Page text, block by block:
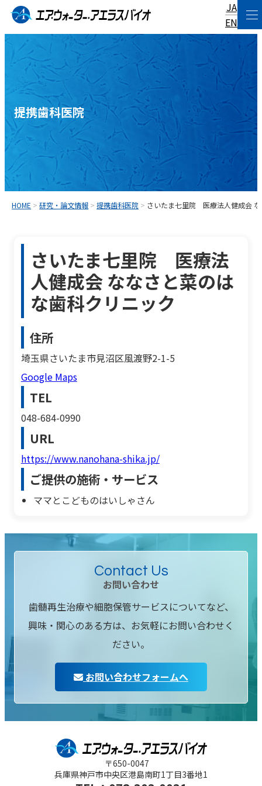
コ
ン
テ
ン
へ
ス
キ
ッ
プ
EN
JA
提携歯科医院
HOME >研究・論文情報 >提携歯科医院 > さいたま七里院 医療法人健成会
さいたま七里院 医療法
人健成会 ななさと菜のは
な歯科クリニック
住所
埼玉県さいたま市見沼区風渡野2-1-5
Google Maps
TEL
048-684-0990
URL
https://www.nanohana-shika.jp/
ご提供の施術・サービス
ママとこどものはいしゃさん
Contact Us
お問い合わせ
歯髄再生治療や細胞保管サービスについてなど、
興味・関心のある方は、お気軽にお問い合わせく
ださい。
お問い合わせフォームへ
〒650-0047
兵庫県神戸市中央区港島南町1丁目3番地1